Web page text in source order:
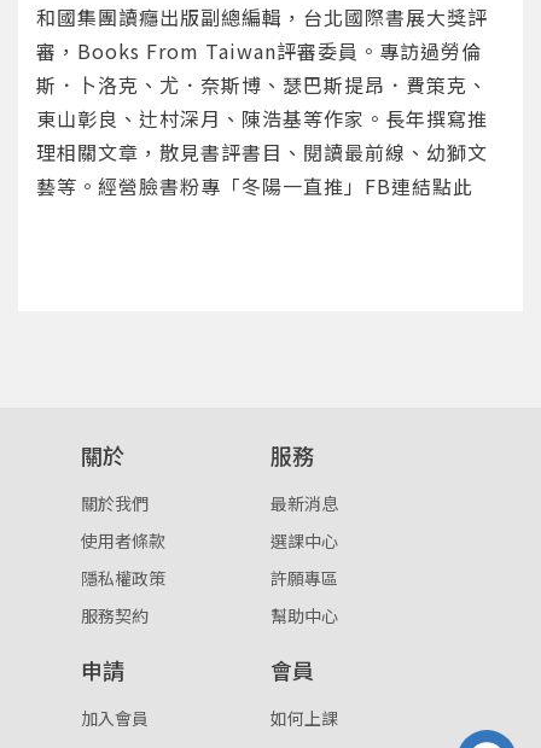
註冊
按下註冊即代表你同意我們的使用者條款
您將收到一封Email，請依照信件中的指示重新登
入。
系統偵測到您的帳號重複登入，
點擊下方「確定」將前一位使用者強制登出。
和國集團讀癮出版副總編輯，台北國際書展大獎評
審，Books From Taiwan評審委員。專訪過勞倫
斯．卜洛克、尤．奈斯博、瑟巴斯提昂．費策克、
東山彰良、辻村深月、陳浩基等作家。長年撰寫推
理相關文章，散見書評書目、閱讀最前線、幼獅文
藝等。經營臉書粉專「冬陽一直推」 FB連結點此
關於
關於我們
使用者條款
隱私權政策
服務契約
服務
最新消息
選課中心
許願專區
幫助中心
申請
加入會員
會員
如何上課